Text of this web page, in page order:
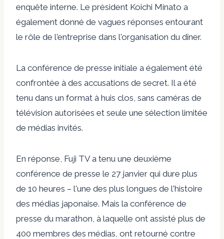
enquête interne. Le président Koichi Minato a
également donné de vagues réponses entourant
le rôle de l'entreprise dans l'organisation du dîner.
La conférence de presse initiale a également été
confrontée à des accusations de secret. Il a été
tenu dans un format à huis clos, sans caméras de
télévision autorisées et seule une sélection limitée
de médias invités.
En réponse, Fuji TV a tenu une deuxième
conférence de presse le 27 janvier qui dure plus
de 10 heures – l'une des plus longues de l'histoire
des médias japonaise. Mais la conférence de
presse du marathon, à laquelle ont assisté plus de
400 membres des médias, ont retourné contre